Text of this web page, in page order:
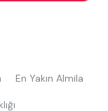
En Yakın Almila